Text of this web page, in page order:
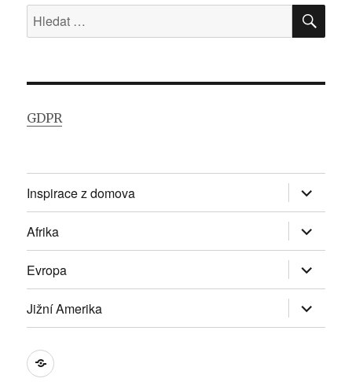
Hledat:
GDPR
Inspirace z domova Zobrazit
položky
Afrika
Zobrazit
položky
Evropa
Zobrazit
položky
Jižní Amerika
Zobrazit
položky
DOMŮ